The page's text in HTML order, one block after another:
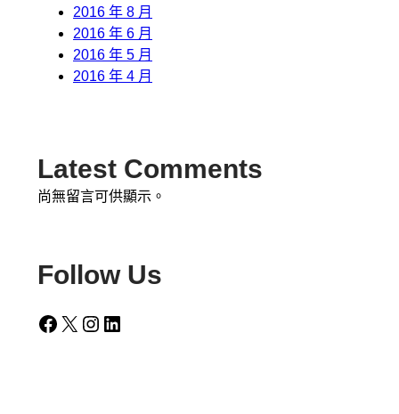
2016 年 8 月
2016 年 6 月
2016 年 5 月
2016 年 4 月
Latest Comments
尚無留言可供顯示。
Follow Us
Facebook X Instagram LinkedIn